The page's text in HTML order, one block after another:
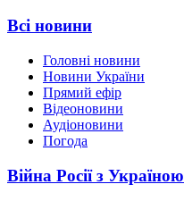
Всі новини
Головні новини
Новини України
Прямий ефір
Відеоновини
Аудіоновини
Погода
Війна Росії з Україною